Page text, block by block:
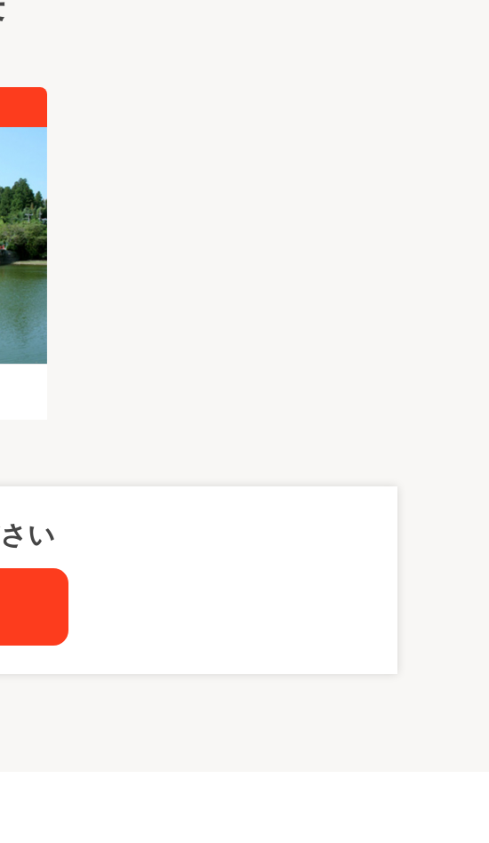
い